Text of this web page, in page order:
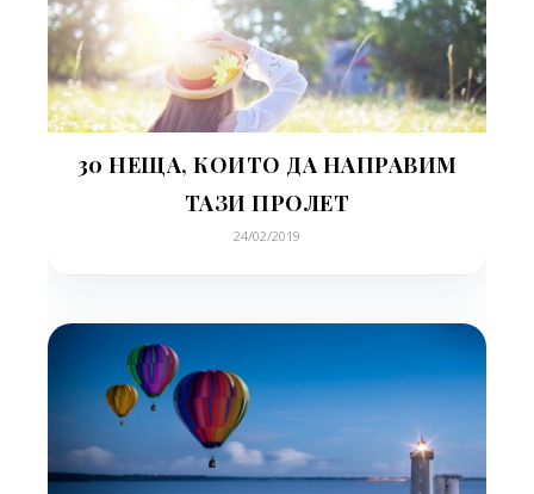
30 НЕЩА, КОИТО ДА НАПРАВИМ
ТАЗИ ПРОЛЕТ
24/02/2019